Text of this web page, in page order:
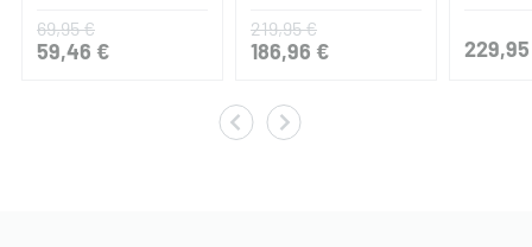
69,95 €
59,46 €
219,95 €
186,96 €